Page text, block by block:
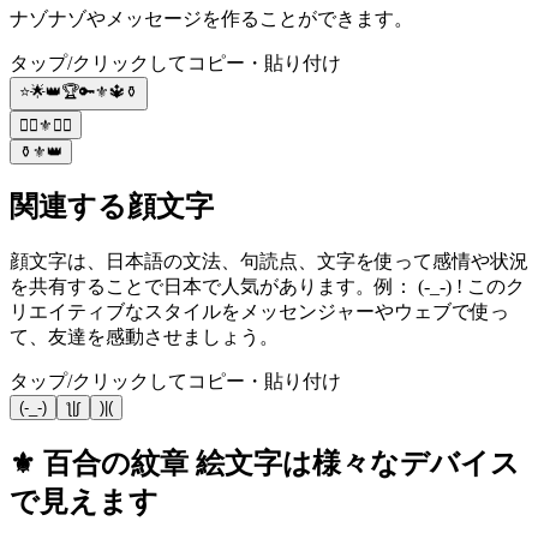
ナゾナゾやメッセージを作ることができます。
タップ/クリックしてコピー・貼り付け
⭐️🌟👑🏆🔑⚜️🔱⚱️
🧙‍♂️⚜️🧙‍♂️
⚱️⚜️👑
関連する顔文字
顔文字は、日本語の文法、句読点、文字を使って感情や状況
を共有することで日本で人気があります。例： (-_-) ! このク
リエイティブなスタイルをメッセンジャーやウェブで使っ
て、友達を感動させましょう。
タップ/クリックしてコピー・貼り付け
(-_-) ƪ|∫ )|(
⚜️ 百合の紋章 絵文字は様々なデバイス
で見えます